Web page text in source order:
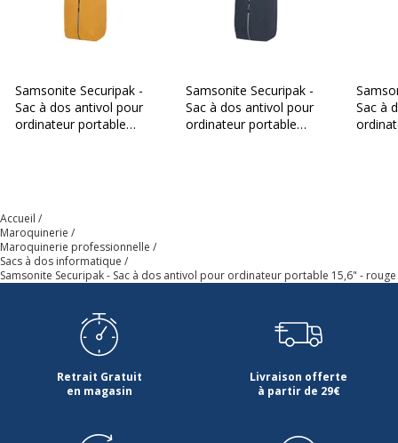
Profondeur
Samsonite Securipak -
Sac à dos antivol pour
ordinateur portable
Samsonite Securipak -
Sac à dos antivol pour
ordinateur portable
Sac à
Accueil
Maroquinerie
Maroquinerie professionnelle
Sacs à dos informatique
Samsonite Securipak - Sac à dos antivol pour ordinateur portable 15,6" - rouge
Retrait Gratuit
en magasin
Livraison offerte
à partir de 29€